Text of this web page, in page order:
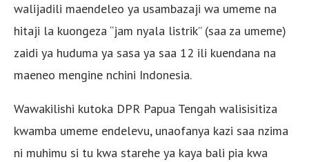
walijadili maendeleo ya usambazaji wa umeme na
hitaji la kuongeza “jam nyala listrik” (saa za umeme)
zaidi ya huduma ya sasa ya saa 12 ili kuendana na
maeneo mengine nchini Indonesia.
Wawakilishi kutoka DPR Papua Tengah walisisitiza
kwamba umeme endelevu, unaofanya kazi saa nzima
ni muhimu si tu kwa starehe ya kaya bali pia kwa